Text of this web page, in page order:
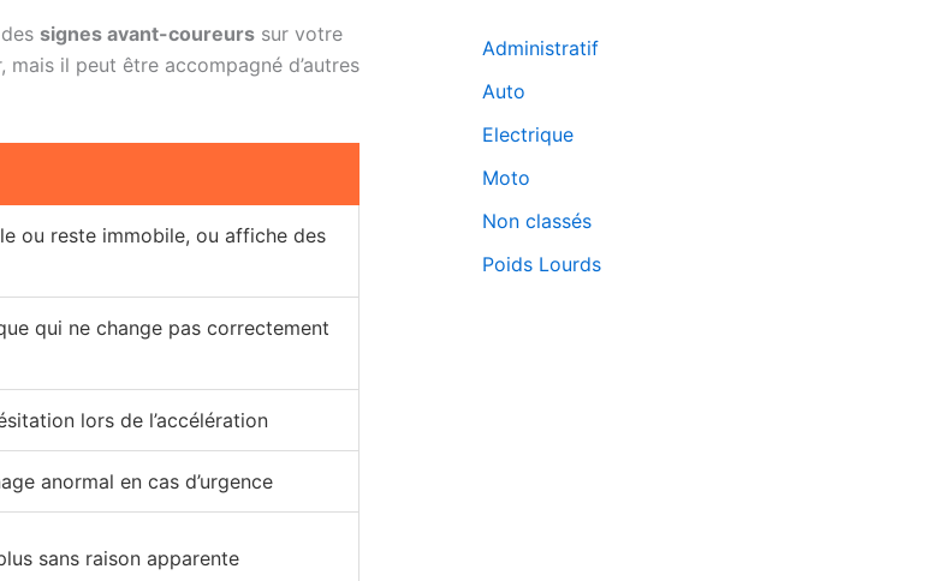
signes avant-coureurs sur votre
il peut être accompagné d’autres
ou reste immobile, ou affiche des
qui ne change pas correctement
lors de l’accélération
anormal en cas d’urgence
sans raison apparente
Administratif
Auto
Electrique
Moto
Non classés
Poids Lourds